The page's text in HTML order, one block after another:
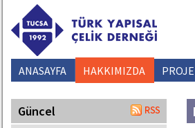
ANASAYFA HAKKIMIZDA
Güncel